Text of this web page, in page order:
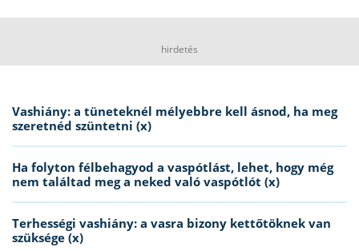
hirdetés
Vashiány: a tüneteknél mélyebbre kell ásnod, ha meg
szeretnéd szüntetni (x)
Ha folyton félbehagyod a vaspótlást, lehet, hogy még
nem találtad meg a neked való vaspótlót (x)
Terhességi vashiány: a vasra bizony kettőtöknek van
szüksége (x)